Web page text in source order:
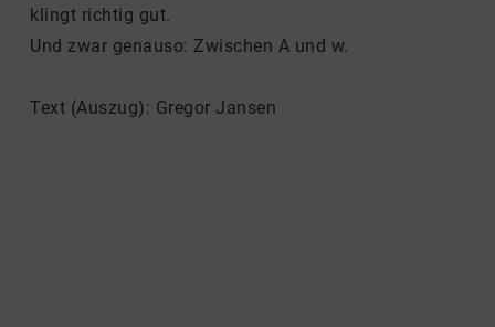
klingt richtig gut.
Und zwar genauso: Zwischen A und w.
Text (Auszug): Gregor Jansen